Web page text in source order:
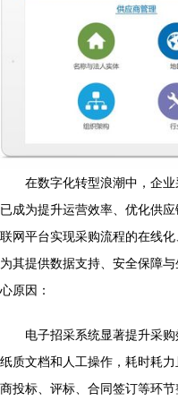
在数字化转型浪潮中，企
已成为提升运营效率、优化供
联网平台实现采购流程的在线
为其提供数据支持、安全保障
心原因：
电子招采系统显著提升采
纸质文档和人工操作，耗时耗
商投标、评标、合同签订等环